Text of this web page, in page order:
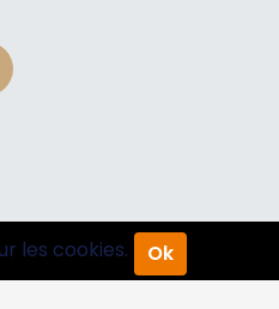
les cookies. Ok